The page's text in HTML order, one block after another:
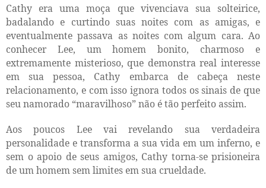
Cathy era uma moça que vivenciava sua solteirice,
badalando e curtindo suas noites com as amigas, e
eventualmente passava as noites com algum cara. Ao
conhecer Lee, um homem bonito, charmoso e
extremamente misterioso, que demonstra real interesse
em sua pessoa, Cathy embarca de cabeça neste
relacionamento, e com isso ignora todos os sinais de que
seu namorado “maravilhoso” não é tão perfeito assim.
Aos poucos Lee vai revelando sua verdadeira
personalidade e transforma a sua vida em um inferno, e
sem o apoio de seus amigos, Cathy torna-se prisioneira
de um homem sem limites em sua crueldade.